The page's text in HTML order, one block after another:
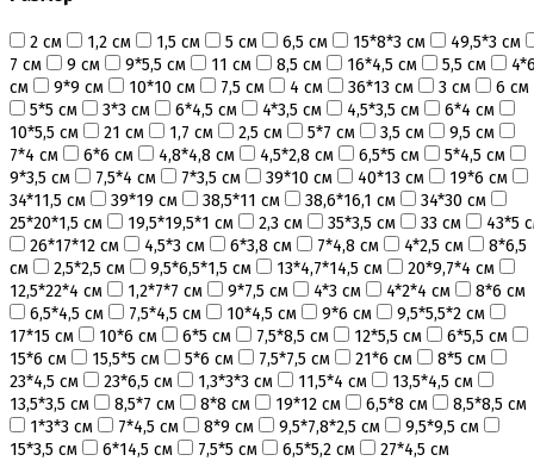
2 см 1,2 см 1,5 см 5 см 6,5 см 15*8*3 см
49,5*3 см
7 см
9 см 9*5,5 см 11 см 8,5 см 16*4,5 см 5,5 см
см
9*9 см 10*10 см 7,5 см 4 см 36*13 см 3 см
6 см
5*5 см
3*3 см 6*4,5 см 4*3,5 см 4,5*3,5 см
6*4 см
10*5,5 см
21 см 1,7 см 2,5 см 5*7 см 3,5 см
9,5 см
7*4 см
6*6 см 4,8*4,8 см 4,5*2,8 см 6,5*5 см
5*4,5 см
9*3,5 см
7,5*4 см 7*3,5 см 39*10 см 40*13 см
19*6 см
34*11,5 см
39*19 см 38,5*11 см 38,6*16,1 см
34*30 см
25*20*1,5 см
19,5*19,5*1 см 2,3 см 35*3,5 см 33 см
43*5
26*17*12 см
4,5*3 см 6*3,8 см 7*4,8 см 4*2,5 см
8*6,5
см
2,5*2,5 см 9,5*6,5*1,5 см 13*4,7*14,5 см
20*9,7*4 см
12,5*22*4 см
1,2*7*7 см 9*7,5 см 4*3 см 4*2*4 см
8*6 см
6,5*4,5 см
7,5*4,5 см 10*4,5 см 9*6 см
9,5*5,5*2 см
17*15 см
10*6 см 6*5 см 7,5*8,5 см 12*5,5 см
6*5,5 см
15*6 см
15,5*5 см 5*6 см 7,5*7,5 см 21*6 см
8*5 см
23*4,5 см
23*6,5 см 1,3*3*3 см 11,5*4 см
13,5*4,5 см
13,5*3,5 см
8,5*7 см 8*8 см 19*12 см 6,5*8 см
8,5*8,5 см
1*3*3 см
7*4,5 см 8*9 см 9,5*7,8*2,5 см
9,5*9,5 см
15*3,5 см
6*14,5 см 7,5*5 см 6,5*5,2 см 27*4,5 см